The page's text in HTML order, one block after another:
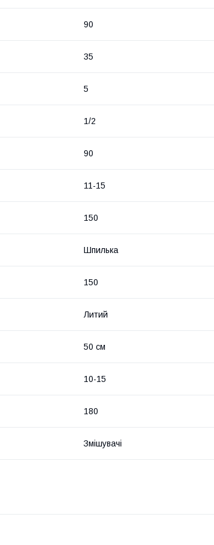
90
35
5
1/2
90
11-15
150
Шпилька
150
Литий
50 см
10-15
180
Змішувачі